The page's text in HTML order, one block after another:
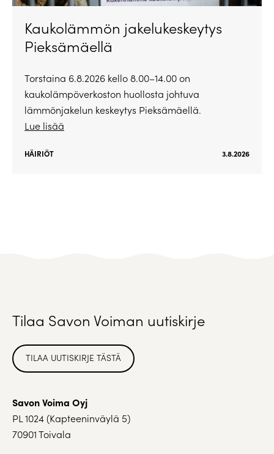
Kaukolämmön jakelukeskeytys
Pieksämäellä
Torstaina 6.8.2026 kello 8.00–14.00 on
kaukolämpöverkoston huollosta johtuva
lämmönjakelun keskeytys Pieksämäellä.
Lue lisää
HÄIRIÖT 3.8.2026
Tilaa Savon Voiman uutiskirje
TILAA UUTISKIRJE TÄSTÄ
Savon Voima Oyj
PL 1024 (Kapteeninväylä 5)
70901 Toivala